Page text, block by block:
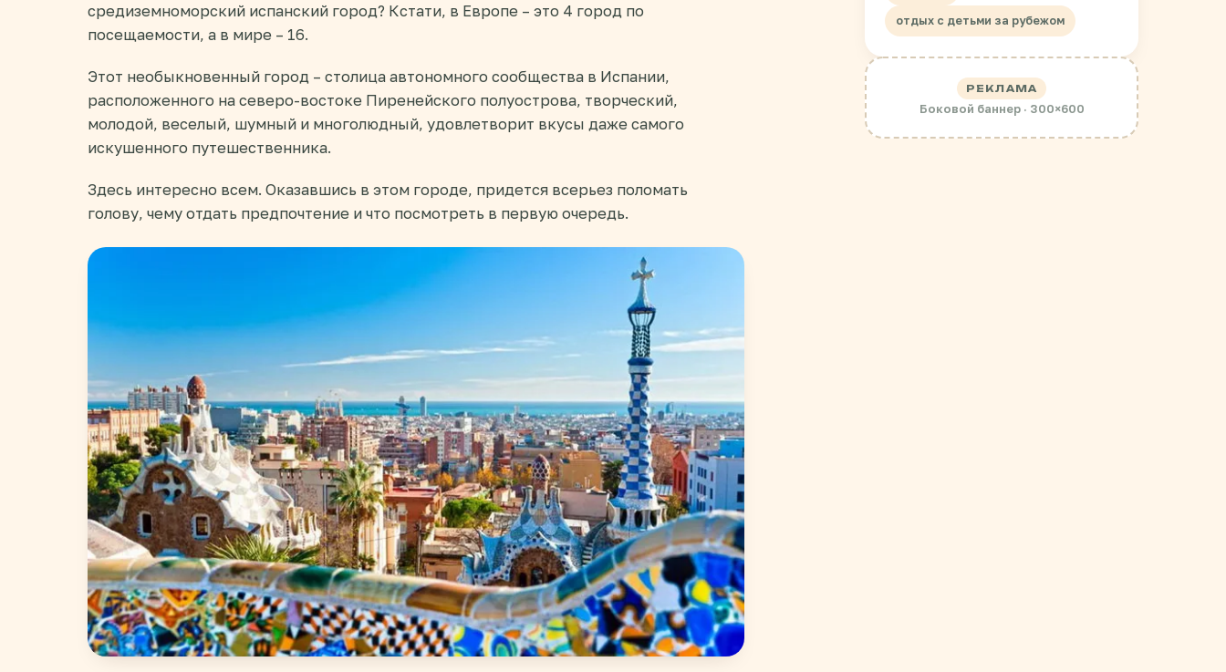
средиземноморский испанский город? Кстати, в Европе – это 4 город по
посещаемости, а в мире – 16.
Этот необыкновенный город – столица автономного сообщества в Испании,
расположенного на северо-востоке Пиренейского полуострова, творческий,
молодой, веселый, шумный и многолюдный, удовлетворит вкусы даже самого
искушенного путешественника.
Здесь интересно всем. Оказавшись в этом городе, придется всерьез поломать
голову, чему отдать предпочтение и что посмотреть в первую очередь.
отдых с детьми за рубежом
РЕКЛАМА
Боковой баннер · 300×600